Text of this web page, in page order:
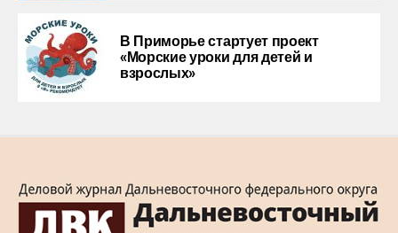
В Приморье стартует проект
«Морские уроки для детей и
взрослых»